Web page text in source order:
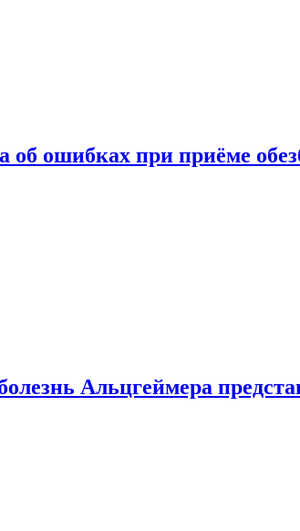
об ошибках при приëме
Альцгеймера